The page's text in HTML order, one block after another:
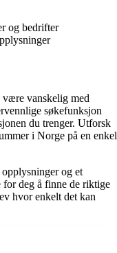
og bedrifter
vanskelig med
søkefunksjon
du trenger. Utforsk
i Norge på en enkel
og et
for deg å finne de riktige
hvor enkelt det kan